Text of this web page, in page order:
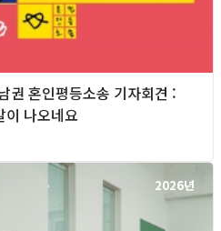
혼인평등소송 기자회견​ :
이 나오네요
2026년